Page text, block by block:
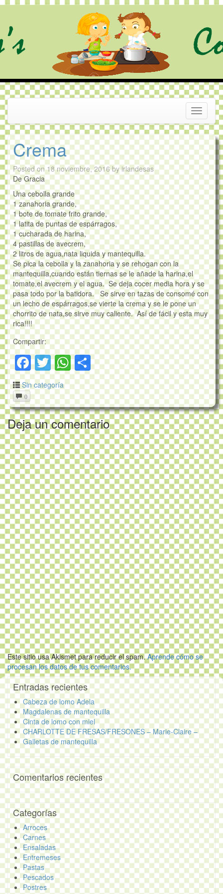
Skip
to
content
Toggle
Crema
Posted on18 noviembre, 2016byirlandesas
De Gracia
Una cebolla grande
1 zanahoria grande,
1 bote de tomate frito grande,
1 latita de puntas de espárragos,
1 cucharada de harina,
4 pastillas de avecrem,
2 litros de agua,nata liquida y mantequilla.
Se pica la cebolla y la zanahoria y se rehogan con la
mantequilla,cuando están tiernas se le añade la harina,el
tomate,el avecrem y el agua. Se deja cocer media hora y se
pasa todo por la batidora. Se sirve en tazas de consomé con
un lecho de espárragos,se vierte la crema y se le pone un
chorrito de nata,se sirve muy caliente. Así de fácil y esta muy
rica!!!!
Compartir:
Facebook
Twitter
WhatsApp
Compartir
Sin categoría
0
Deja un comentario
Este sitio usa Akismet para reducir el spam.Aprende cómo se
procesan los datos de tus comentarios.
Entradas recientes
Cabeza de lomo Adela
Magdalenas de mantequilla
Cinta de lomo con miel
CHARLOTTE DE FRESAS/FRESONES – Marie-Claire –
Galletas de mantequilla
Comentarios recientes
Categorías
Arroces
Carnes
Ensaladas
Entremeses
Pastas
Pescados
Postres